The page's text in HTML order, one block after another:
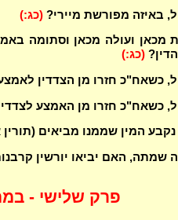
באיזה מפורשת מיירי? (כג:)
מכאן ועולה מכאן וסתומה
הדין? (כג:)
כשאח"כ חזרו מן הצדדין
כשאח"כ חזרו מן האמצע
נקבע המין שממנו מביאים (תורין
שמתה, האם יביאו יורשין
פרק שלישי -